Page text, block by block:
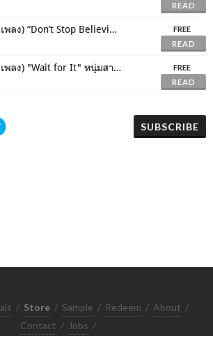
READ
(#วันเสาร์เราฟังเพลง) “Don’t Stop Believin’” บทเพลงของคนไม่ยอมแพ้
FREE
READ
(#วันเสาร์เราฟังเพลง) "Wait for It" หนุ่มสาวเอยอย่าใจร้อน
FREE
READ
SUBSCRIBE
/ Store / Sample / Redeem / About /
Contact / Jobs /